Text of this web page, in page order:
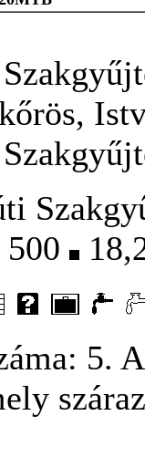
500
5.